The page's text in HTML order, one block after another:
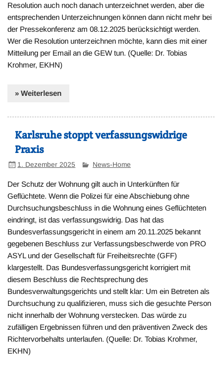
Resolution auch noch danach unterzeichnet werden, aber die
entsprechenden Unterzeichnungen können dann nicht mehr bei
der Pressekonferenz am 08.12.2025 berücksichtigt werden.
Wer die Resolution unterzeichnen möchte, kann dies mit einer
Mitteilung per Email an die GEW tun. (Quelle: Dr. Tobias
Krohmer, EKHN)
» Weiterlesen
Karlsruhe stoppt verfassungswidrige
Praxis
1. Dezember 2025 News-Home
Der Schutz der Wohnung gilt auch in Unterkünften für
Geflüchtete. Wenn die Polizei für eine Abschiebung ohne
Durchsuchungsbeschluss in die Wohnung eines Geflüchteten
eindringt, ist das verfassungswidrig. Das hat das
Bundesverfassungsgericht in einem am 20.11.2025 bekannt
gegebenen Beschluss zur Verfassungsbeschwerde von PRO
ASYL und der Gesellschaft für Freiheitsrechte (GFF)
klargestellt. Das Bundesverfassungsgericht korrigiert mit
diesem Beschluss die Rechtsprechung des
Bundesverwaltungsgerichts und stellt klar: Um ein Betreten als
Durchsuchung zu qualifizieren, muss sich die gesuchte Person
nicht innerhalb der Wohnung verstecken. Das würde zu
zufälligen Ergebnissen führen und den präventiven Zweck des
Richtervorbehalts unterlaufen. (Quelle: Dr. Tobias Krohmer,
EKHN)